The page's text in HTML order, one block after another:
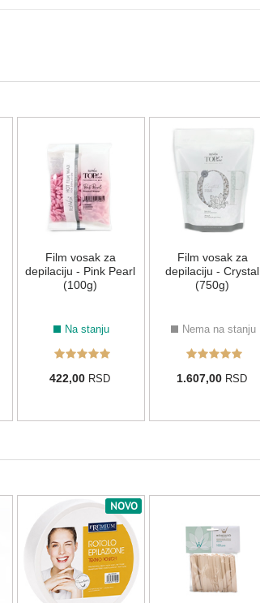
Film vosak za
depilaciju - Pink Pearl
(100g)
Na stanju
422,00 RSD
Film vosak za
depilaciju - Crystal
(750g)
Nema na stanju
1.607,00 RSD
NOVO